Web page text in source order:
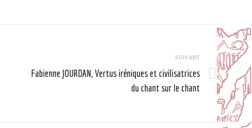
SUIVANT
Article
Fabienne JOURDAN, Vertus iréniques et civilisatrices
du chant sur le chant